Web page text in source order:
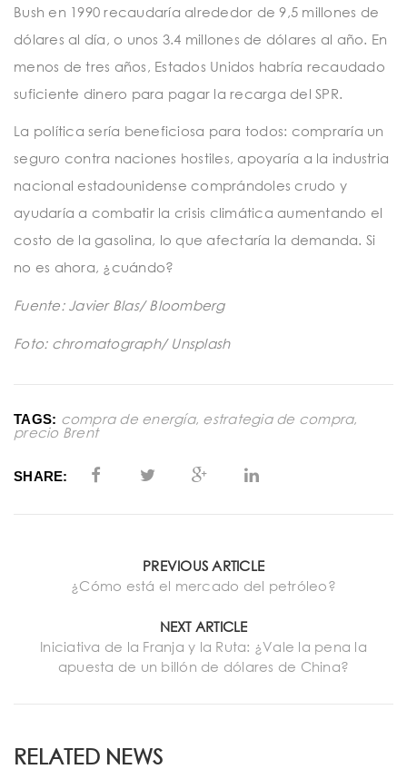
Bush en 1990 recaudaría alrededor de 9,5 millones de
dólares al día, o unos 3.4 millones de dólares al año. En
menos de tres años, Estados Unidos habría recaudado
suficiente dinero para pagar la recarga del SPR.
La política sería beneficiosa para todos: compraría un
seguro contra naciones hostiles, apoyaría a la industria
nacional estadounidense comprándoles crudo y
ayudaría a combatir la crisis climática aumentando el
costo de la gasolina, lo que afectaría la demanda. Si
no es ahora, ¿cuándo?
Fuente: Javier Blas/ Bloomberg
Foto: chromatograph/ Unsplash
TAGS: compra de energía, estrategia de compra,
precio Brent
SHARE:
PREVIOUS ARTICLE
¿Cómo está el mercado del petróleo?
NEXT ARTICLE
Iniciativa de la Franja y la Ruta: ¿Vale la pena la
apuesta de un billón de dólares de China?
RELATED NEWS